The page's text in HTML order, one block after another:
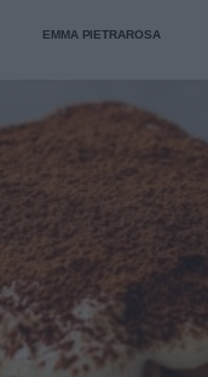
EMMA PIETRAROSA